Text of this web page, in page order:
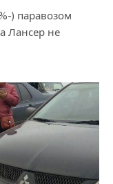
) паравозом
Лансер не